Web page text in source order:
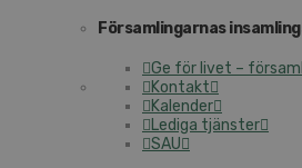
Församlingarnas
Ge för livet –
Kontakt
Kalender
Lediga tjänster
SAU